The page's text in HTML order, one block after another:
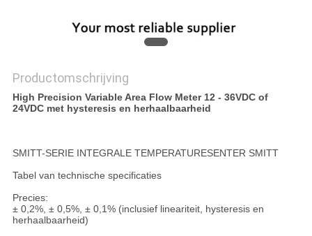
Productomschrijving
High Precision Variable Area Flow Meter 12 - 36VDC of
24VDC met hysteresis en herhaalbaarheid
SMITT-SERIE INTEGRALE TEMPERATURESENTER SMITT
Tabel van technische specificaties
Precies:
± 0,2%, ± 0,5%, ± 0,1% (inclusief lineariteit, hysteresis en
herhaalbaarheid)